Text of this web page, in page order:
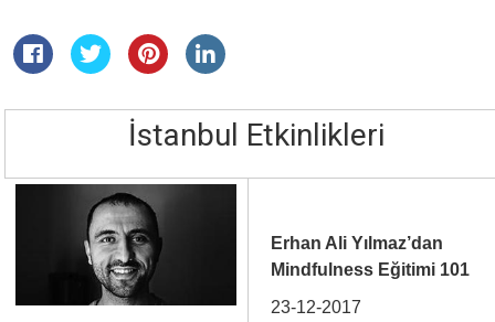
İstanbul Etkinlikleri
Erhan Ali Yılmaz’dan
Mindfulness Eğitimi 101
23-12-2017